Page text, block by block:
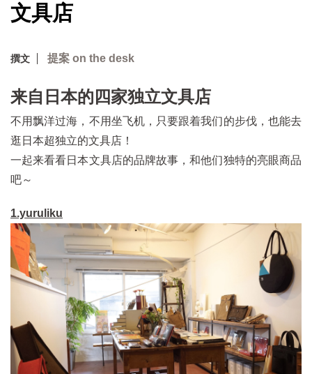
文具店
撰文 提案 on the desk
来自日本的四家独立文具店
不用飘洋过海，不用坐飞机，只要跟着我们的步伐，也能去
逛日本超独立的文具店！
一起来看看日本文具店的品牌故事，和他们独特的亮眼商品
吧～
1.yuruliku